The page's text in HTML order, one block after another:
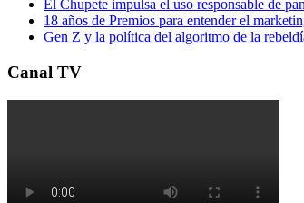
El Chupete impulsa el uso responsable de
18 años de Premios para entender el
Gen Z y la política del algoritmo de la
Canal TV